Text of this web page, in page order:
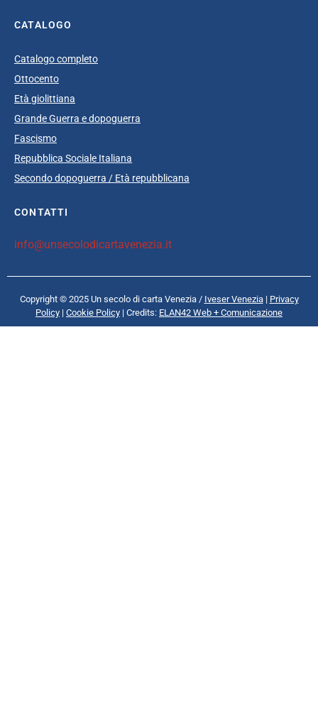
CATALOGO
Catalogo completo
Ottocento
Età giolittiana
Grande Guerra e dopoguerra
Fascismo
Repubblica Sociale Italiana
Secondo dopoguerra / Età repubblicana
CONTATTI
info@unsecolodicartavenezia.it
Copyright © 2025 Un secolo di carta Venezia / Iveser Venezia| Privacy
Policy | Cookie Policy | Credits: ELAN42 Web + Comunicazione